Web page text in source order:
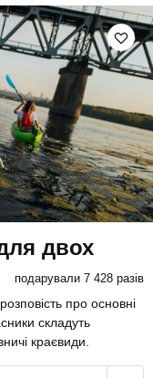
двох
подарували 7 428 разів
про основні
складуть
краєвиди.